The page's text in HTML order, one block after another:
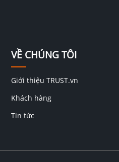
VỀ CHÚNG TÔI
Giới thiệu TRUST.vn
Khách hàng
Tin tức